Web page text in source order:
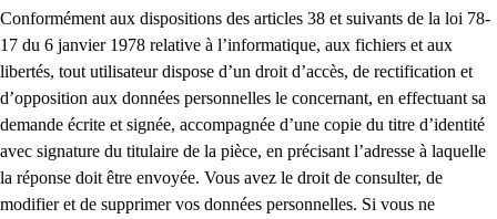
Conformément aux dispositions des articles 38 et suivants de la loi 78-
17 du 6 janvier 1978 relative à l’informatique, aux fichiers et aux
libertés, tout utilisateur dispose d’un droit d’accès, de rectification et
d’opposition aux données personnelles le concernant, en effectuant sa
demande écrite et signée, accompagnée d’une copie du titre d’identité
avec signature du titulaire de la pièce, en précisant l’adresse à laquelle
la réponse doit être envoyée. Vous avez le droit de consulter, de
modifier et de supprimer vos données personnelles. Si vous ne